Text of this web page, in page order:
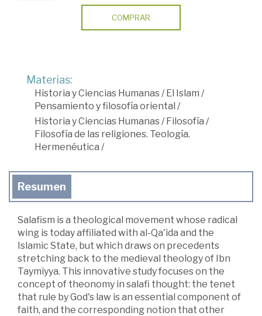
COMPRAR
Materias:
Historia y Ciencias Humanas /El Islam /
Pensamiento y filosofía oriental /
Historia y Ciencias Humanas /Filosofía /
Filosofía de las religiones. Teología.
Hermenéutica /
Resumen
Salafism is a theological movement whose radical
wing is today affiliated with al-Qa'ida and the
Islamic State, but which draws on precedents
stretching back to the medieval theology of Ibn
Taymiyya. This innovative study focuses on the
concept of theonomy in salafi thought: the tenet
that rule by God's law is an essential component of
faith, and the corresponding notion that other